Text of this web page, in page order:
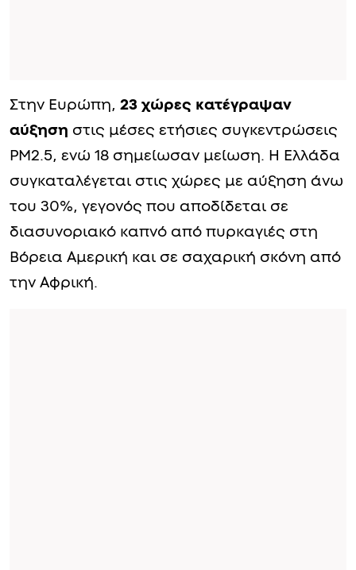
Στην Ευρώπη, 23 χώρες κατέγραψαν
αύξηση στις μέσες ετήσιες συγκεντρώσεις
PM2.5, ενώ 18 σημείωσαν μείωση. Η Ελλάδα
συγκαταλέγεται στις χώρες με αύξηση άνω
του 30%, γεγονός που αποδίδεται σε
διασυνοριακό καπνό από πυρκαγιές στη
Βόρεια Αμερική και σε σαχαρική σκόνη από
την Αφρική.